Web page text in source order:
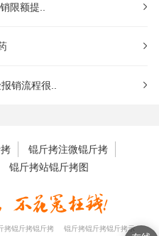
限额提..
销流程很..
锟斤拷注微锟斤拷
锟斤拷站锟斤拷图
拷锟斤拷锟斤拷 锟斤拷锟斤拷锟斤拷示